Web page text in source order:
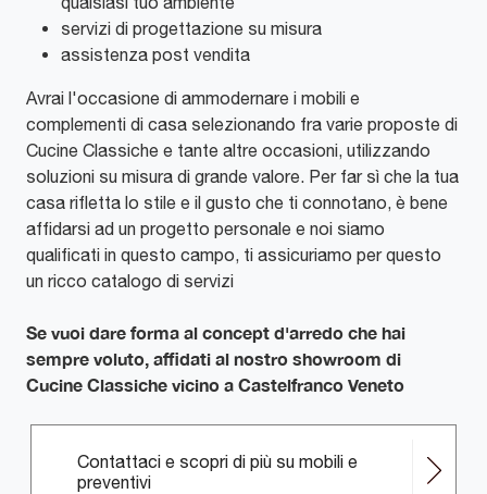
servizi di progettazione su misura
assistenza post vendita
Avrai l'occasione di ammodernare i mobili e
complementi di casa selezionando fra varie proposte di
Cucine Classiche e tante altre occasioni, utilizzando
soluzioni su misura di grande valore. Per far sì che la tua
casa rifletta lo stile e il gusto che ti connotano, è bene
affidarsi ad un progetto personale e noi siamo
qualificati in questo campo, ti assicuriamo per questo
un ricco catalogo di servizi
Se vuoi dare forma al concept d'arredo che hai
sempre voluto, affidati al nostro showroom di
Cucine Classiche vicino a Castelfranco Veneto
Contattaci e scopri di più su mobili e
preventivi